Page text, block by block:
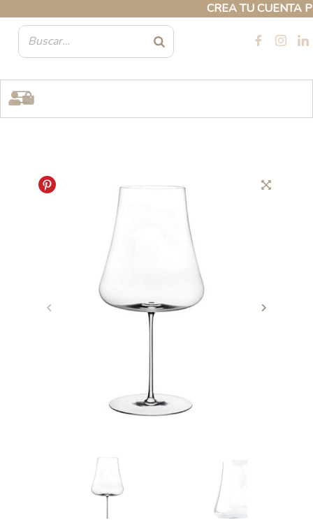
CREA TU CUENTA
contenido